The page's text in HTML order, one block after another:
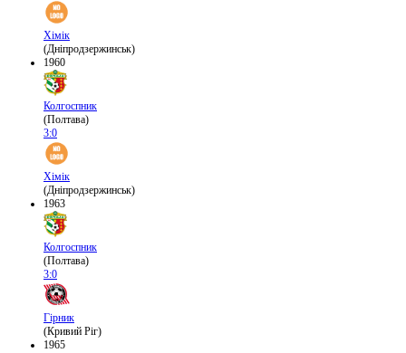
Хімік
(Дніпродзержинськ)
1960
Колгоспник
(Полтава)
3:0
Хімік
(Дніпродзержинськ)
1963
Колгоспник
(Полтава)
3:0
Гірник
(Кривий Ріг)
1965